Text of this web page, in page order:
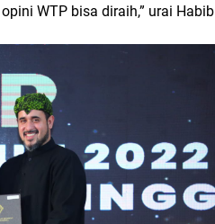
WTP bisa diraih,” urai Habib